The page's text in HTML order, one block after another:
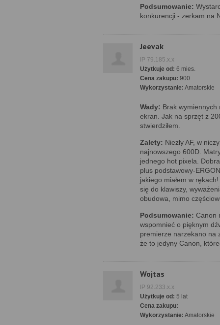
Podsumowanie:
konkurencji - zerkam na
Jeevak
IP 79.185.x.x
Użytkuje od: 6 mies.
Cena zakupu: 900
Wykorzystanie: Amatorskie
Wady: Brak wymiennych
ekran. Jak na sprzęt z
stwierdziłem.
Zalety: Niezły AF, w
najnowszego 600D.
jednego hot pixela.
plus podstawowy-
jakiego miałem w
się do klawiszy,
obudowa, mimo
Podsumowanie: Canon
wspomnieć o pięknym
premierze narzekano na
że to jedyny Canon,
Wojtas
IP 92.233.x.x
Użytkuje od: 5 lat
Cena zakupu:
Wykorzystanie: Amatorskie